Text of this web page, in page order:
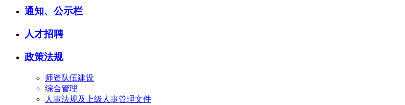
通知、公示栏
人才招聘
政策法规
师资队伍建设
综合管理
人事法规及上级人事管理文件